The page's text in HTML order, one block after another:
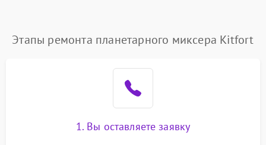
Этапы ремонта планетарного миксера Kitfort
1. Вы оставляете заявку